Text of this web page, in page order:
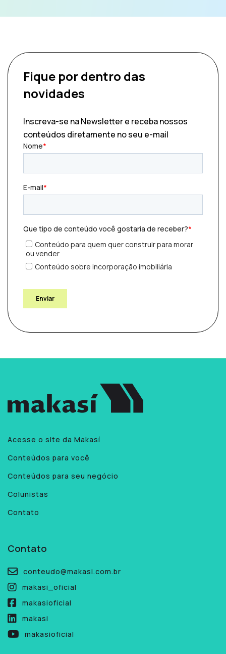
Fique por dentro das
novidades
Inscreva-se na Newsletter e receba nossos
conteúdos diretamente no seu e-mail
Acesse o site da Makasí
Conteúdos para você
Conteúdos para seu negócio
Colunistas
Contato
Contato
conteudo@makasi.com.br
makasi_oficial
makasioficial
makasi
makasioficial